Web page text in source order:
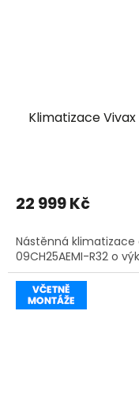
Klimatizace Vivax
22 999 Kč
Nástěnná
09CH25AEMI-R32 o